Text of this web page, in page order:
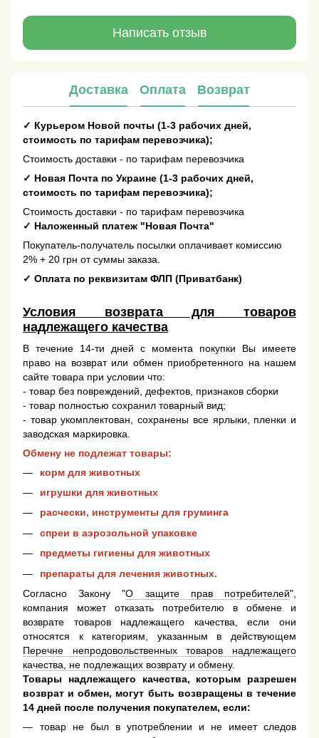
Написать отзыв
Доставка Оплата Возврат
✓ Курьером Новой почты (1-3 рабочих дней,
стоимость по тарифам перевозчика);
Стоимость доставки - по тарифам перевозчика
✓ Новая Почта по Украине (1-3 рабочих дней,
стоимость по тарифам перевозчика);
Стоимость доставки - по тарифам перевозчика
✓ Наложенный платеж "Новая Почта"
Покупатель-получатель посылки оплачивает комиссию
2% + 20 грн от суммы заказа.
✓ Оплата по реквизитам ФЛП (Приватбанк)
Условия возврата для товаров
надлежащего качества
В течение 14-ти дней с момента покупки Вы имеете
право на возврат или обмен приобретенного на нашем
сайте товара при условии что:
- товар без повреждений, дефектов, признаков сборки
- товар полностью сохранил товарный вид;
- товар укомплектован, сохранены все ярлыки, пленки и
заводская маркировка.
Обмену не подлежат товары:
корм для животных
игрушки для животных
расчески, инструменты для груминга
спреи в аэрозольной упаковке
предметы гигиены для животных
препараты для лечения животных.
Согласно Закону "О защите прав потребителей",
компания может отказать потребителю в обмене и
возврате товаров надлежащего качества, если они
относятся к категориям, указанным в действующем
Перечне непродовольственных товаров надлежащего
качества, не подлежащих возврату и обмену.
Товары надлежащего качества, которым разрешен
возврат и обмен, могут быть возвращены в течение
14 дней после получения покупателем, если:
товар не был в употреблении и не имеет следов